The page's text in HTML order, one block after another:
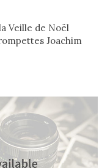
Veille de Noël
Joachim